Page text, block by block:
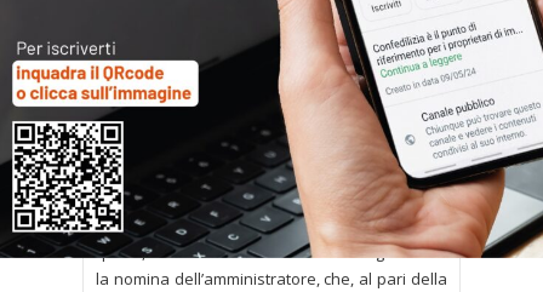
costituzione del condominio avviene da sé (ex
se) e di diritto (ope iuris) e quindi senza un
formale atto. Semplicemente con il
frazionamento – da parte dell’unico
proprietario – di un edificio, i cui piani o porzioni
di piano siano attribuiti a più soggetti in
proprietà esclusiva (cfr., fra le altre, Cass. sent.
n. 18226 del 10.9.’04). Non sono da annoverarsi
tra i requisiti per la costituzione del condominio,
quindi, né il rilascio del certificato di agibilità né
la nomina dell’amministratore, che, al pari della